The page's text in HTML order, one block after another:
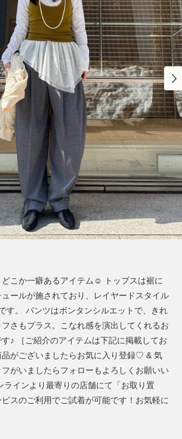
どこか一癖あるアイテム☺︎ トップスは裾に
ールが施されており、レイヤードスタイル
す。 パンツはボンタンシルエットで、きれ
さもプラス。こなれ感を演出してくれるお
♪ ［ご紹介のアイテムは下記に掲載してお
品がございましたらお気に入り登録♡ & 気
がいましたらフォローもよろしくお願いい
ラインより最寄りの店舗にて「お取り置
スのご利用でご試着が可能です！お気軽に